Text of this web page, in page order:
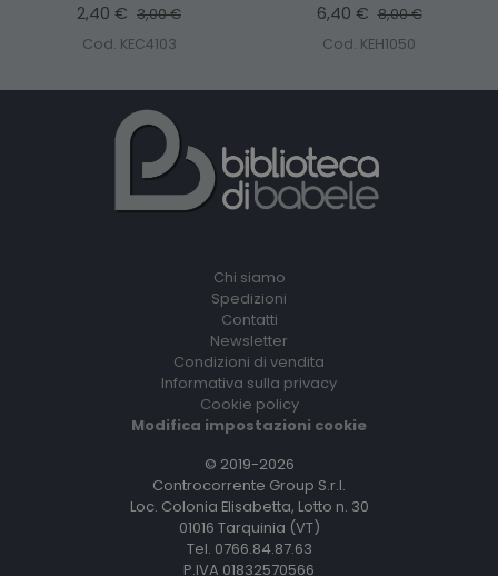
2,40 € 3,00 €
Cod. KEC4103
6,40 € 8,00 €
Cod. KEH1050
Chi siamo
Spedizioni
Contatti
Newsletter
Condizioni di vendita
Informativa sulla privacy
Cookie policy
Modifica impostazioni cookie
© 2019-2026
Controcorrente Group S.r.l.
Loc. Colonia Elisabetta, Lotto n. 30
01016 Tarquinia (VT)
Tel. 0766.84.87.63
P.IVA 01832570566